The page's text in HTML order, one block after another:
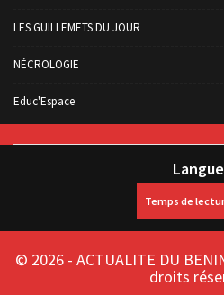
LES GUILLEMETS DU JOUR
NÉCROLOGIE
Educ'Espace
© 2026 - ACTUALITE DU
droits